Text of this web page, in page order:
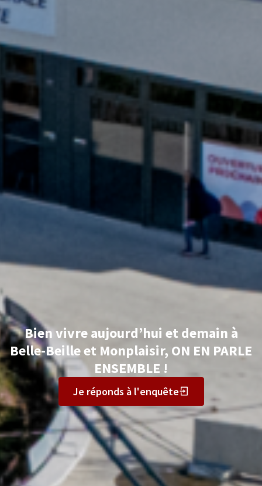
Bien vivre aujourd’hui et demain à
Belle-Beille et Monplaisir, ON EN PARLE
ENSEMBLE !
Je réponds à l'enquête